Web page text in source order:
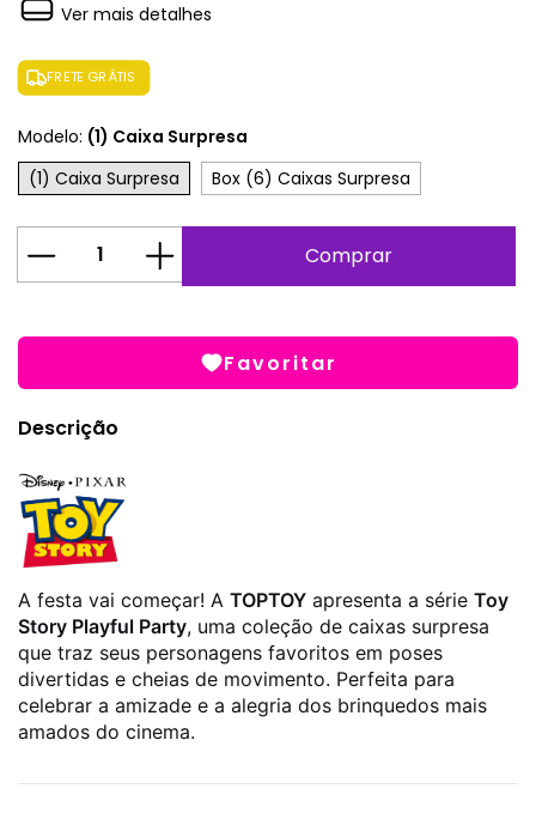
Ver mais detalhes
FRETE GRÁTIS
Modelo: (1) Caixa Surpresa
(1) Caixa Surpresa
Box (6) Caixas Surpresa
Favoritar
Descrição
A festa vai começar! A TOPTOY apresenta a série Toy
Story Playful Party, uma coleção de caixas surpresa
que traz seus personagens favoritos em poses
divertidas e cheias de movimento. Perfeita para
celebrar a amizade e a alegria dos brinquedos mais
amados do cinema.